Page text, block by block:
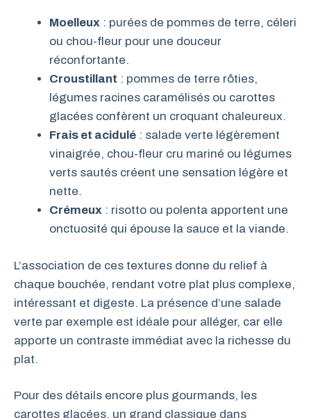
Moelleux : purées de pommes de terre, céleri
ou chou-fleur pour une douceur
réconfortante.
Croustillant : pommes de terre rôties,
légumes racines caramélisés ou carottes
glacées confèrent un croquant chaleureux.
Frais et acidulé : salade verte légèrement
vinaigrée, chou-fleur cru mariné ou légumes
verts sautés créent une sensation légère et
nette.
Crémeux : risotto ou polenta apportent une
onctuosité qui épouse la sauce et la viande.
L’association de ces textures donne du relief à
chaque bouchée, rendant votre plat plus complexe,
intéressant et digeste. La présence d’une salade
verte par exemple est idéale pour alléger, car elle
apporte un contraste immédiat avec la richesse du
plat.
Pour des détails encore plus gourmands, les
carottes glacées, un grand classique dans